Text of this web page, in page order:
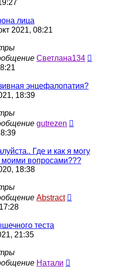
лица
2021, 08:21
Светлана134
энцефалопатия?
18:39
gutrezen
Где и как я могу
моими вопросами???
18:38
Abstract
теста
21:35
Натали